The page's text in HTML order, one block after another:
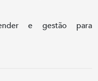
e gestão para